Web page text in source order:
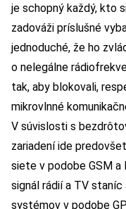
je schopný každý, kto
zadováži príslušné
jednoduché, že ho
o nelegálne
tak, aby blokovali,
mikrovlnné
V súvislosti s
zariadení ide
siete v podobe GSM a
signál rádií a TV
systémov v podobe